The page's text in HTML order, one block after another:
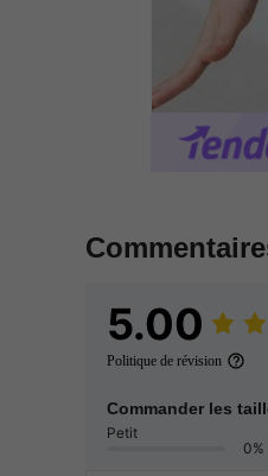
5.00
Politique de révision
Commander les
Petit
0%